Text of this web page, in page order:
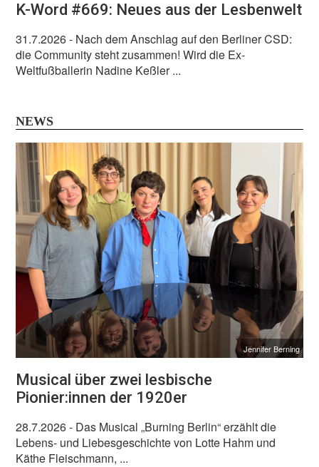
K-Word #669: Neues aus der Lesbenwelt
31.7.2026- Nach dem Anschlag auf den Berliner CSD:
die Community steht zusammen! Wird die Ex-
Weltfußballerin Nadine Keßler ...
NEWS
Jennifer Berning
Musical über zwei lesbische
Pionier:innen der 1920er
28.7.2026- Das Musical „Burning Berlin“ erzählt die
Lebens- und Liebesgeschichte von Lotte Hahm und
Käthe Fleischmann, ...